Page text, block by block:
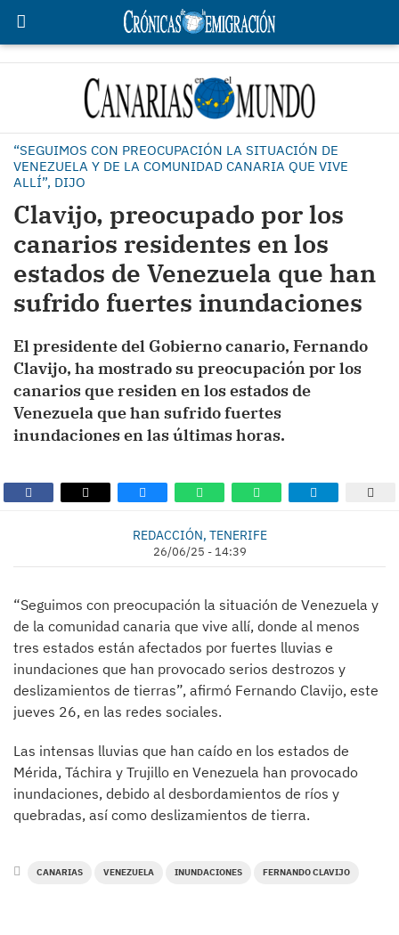
“SEGUIMOS CON PREOCUPACIÓN LA SITUACIÓN DE
VENEZUELA Y DE LA COMUNIDAD CANARIA QUE VIVE
ALLÍ”, DIJO
Clavijo, preocupado por los
canarios residentes en los
estados de Venezuela que han
sufrido fuertes inundaciones
El presidente del Gobierno canario, Fernando
Clavijo, ha mostrado su preocupación por los
canarios que residen en los estados de
Venezuela que han sufrido fuertes
inundaciones en las últimas horas.
REDACCIÓN, TENERIFE
26/06/25 - 14:39
“Seguimos con preocupación la situación de Venezuela y
de la comunidad canaria que vive allí, donde al menos
tres estados están afectados por fuertes lluvias e
inundaciones que han provocado serios destrozos y
deslizamientos de tierras”, afirmó Fernando Clavijo, este
jueves 26, en las redes sociales.
Las intensas lluvias que han caído en los estados de
Mérida, Táchira y Trujillo en Venezuela han provocado
inundaciones, debido al desbordamientos de ríos y
quebradas, así como deslizamientos de tierra.
CANARIAS VENEZUELA INUNDACIONES FERNANDO CLAVIJO